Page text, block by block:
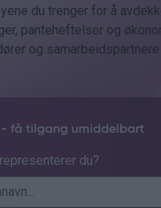
du trenger for å
panteheftelser og
og
- få tilgang umiddelbart
du?